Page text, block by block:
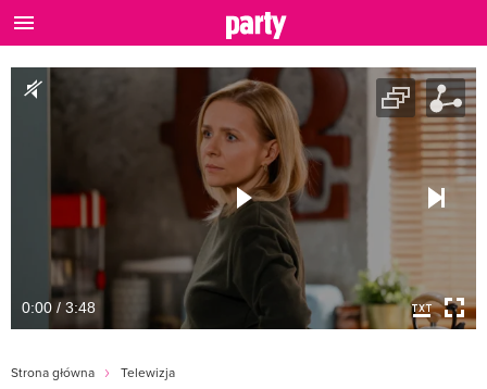
0:00 / 3:48
Strona główna Telewizja